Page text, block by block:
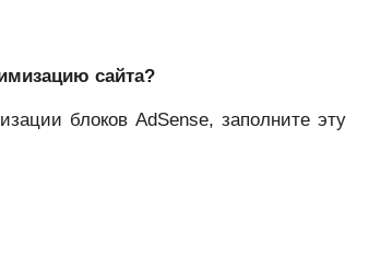
сайта?
блоков AdSense, заполните эту